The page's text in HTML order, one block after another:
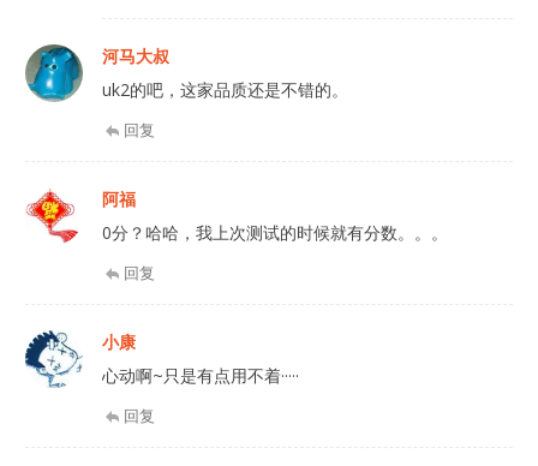
河马大叔
uk2的吧，这家品质还是不错的。
回复
阿福
0分？哈哈，我上次测试的时候就有分数。。。
回复
小康
心动啊~只是有点用不着·····
回复